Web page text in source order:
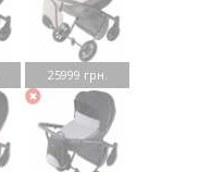
25999 грн.